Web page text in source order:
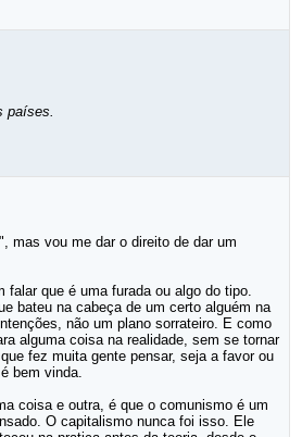
países.
mas vou me dar o direito de dar um
falar que é uma furada ou algo do tipo.
bateu na cabeça de um certo alguém na
não um plano sorrateiro. E como
alguma coisa na realidade, sem se tornar
fez muita gente pensar, seja a favor ou
bem vinda.
coisa e outra, é que o comunismo é um
O capitalismo nunca foi isso. Ele